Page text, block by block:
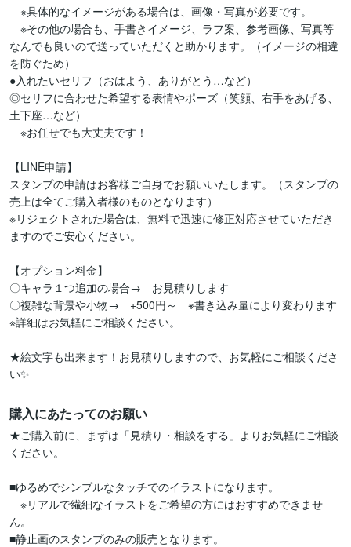
※具体的なイメージがある場合は、画像・写真が必要です。
※その他の場合も、手書きイメージ、ラフ案、参考画像、写真等
なんでも良いので送っていただくと助かります。（イメージの相違
を防ぐため）
●入れたいセリフ（おはよう、ありがとう…など）
◎セリフに合わせた希望する表情やポーズ（笑顔、右手をあげる、
土下座…など）
※お任せでも大丈夫です！
【LINE申請】
スタンプの申請はお客様ご自身でお願いいたします。（スタンプの
売上は全てご購入者様のものとなります）
※リジェクトされた場合は、無料で迅速に修正対応させていただき
ますのでご安心ください。
【オプション料金】
〇キャラ１つ追加の場合→　お見積りします
〇複雑な背景や小物→　+500円～　※書き込み量により変わります
※詳細はお気軽にご相談ください。
★絵文字も出来ます！お見積りしますので、お気軽にご相談くださ
い✨
購入にあたってのお願い
★ご購入前に、まずは「見積り・相談をする」よりお気軽にご相談
ください。
■ゆるめでシンプルなタッチでのイラストになります。
※リアルで繊細なイラストをご希望の方にはおすすめできませ
ん。
■静止画のスタンプのみの販売となります。